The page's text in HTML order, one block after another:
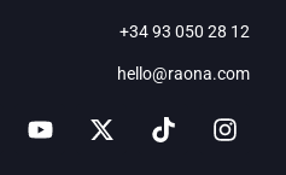
+34 93 050 28 12
hello@raona.com